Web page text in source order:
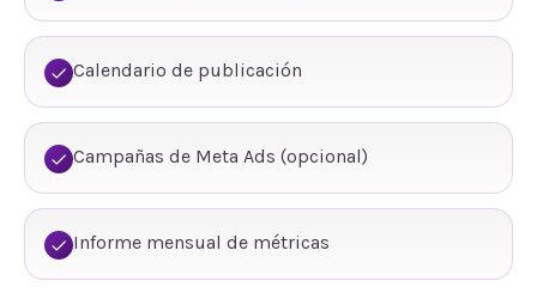
Calendario de publicación
Campañas de Meta Ads (opcional)
Informe mensual de métricas